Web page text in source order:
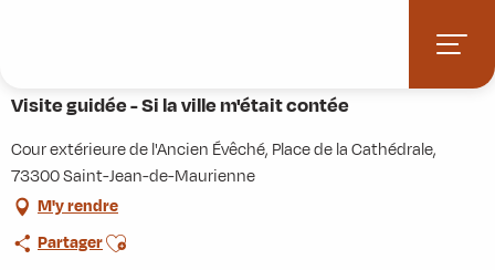
Visite guidée - Si la ville m'était contée
Cour extérieure de l'Ancien Évêché, Place de la Cathédrale,
73300 Saint-Jean-de-Maurienne
M'y rendre
PartagerAjouter aux favoris